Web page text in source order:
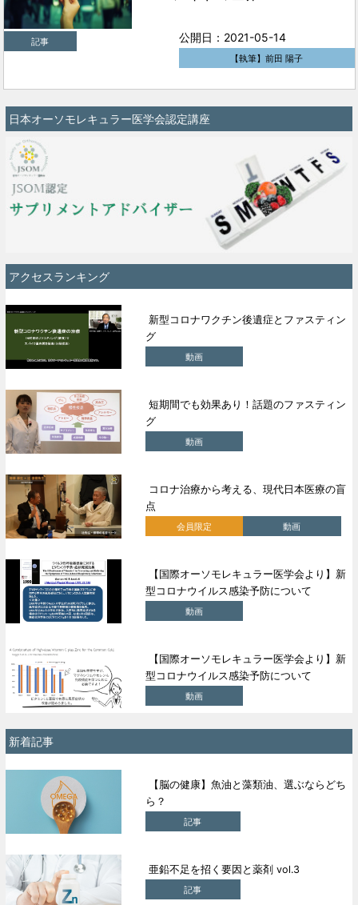
記事 公開日：2021-05-14
【執筆】前田 陽子
日本オーソモレキュラー医学会認定講座
アクセスランキング
新型コロナワクチン後遺症とファスティン
グ
動画
短期間でも効果あり！話題のファスティン
グ
動画
コロナ治療から考える、現代日本医療の盲
点
会員限定 動画
【国際オーソモレキュラー医学会より】新
型コロナウイルス感染予防について
動画
【国際オーソモレキュラー医学会より】新
型コロナウイルス感染予防について
動画
新着記事
【脳の健康】魚油と藻類油、選ぶならどち
ら？
記事
亜鉛不足を招く要因と薬剤 vol.3
記事